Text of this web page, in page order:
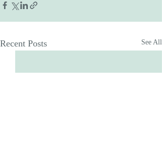
Recent Posts See All